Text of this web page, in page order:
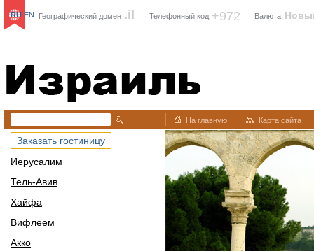
Израиль
Географический домен .il Телефонный код +972 Валюта
RU EN
На главную Карта сайта
Заказать гостиницу
Иерусалим
Тель-Авив
Хайфа
Вифлеем
Акко